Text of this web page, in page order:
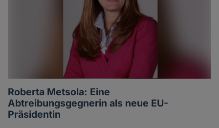
Roberta Metsola: Eine
Abtreibungsgegnerin als neue EU-
Präsidentin